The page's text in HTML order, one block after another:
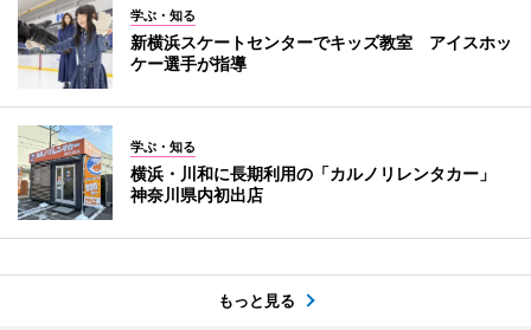
学ぶ・知る
新横浜スケートセンターでキッズ教室 アイスホッ
ケー選手が指導
学ぶ・知る
横浜・川和に長期利用の「カルノリレンタカー」
神奈川県内初出店
もっと見る